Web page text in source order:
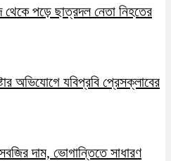
থেকে পড়ে ছাত্রদল নেতা নিহতের
অভিযোগে যবিপ্রবি প্রেসক্লাবের
দাম, ভোগান্তিতে সাধারণ